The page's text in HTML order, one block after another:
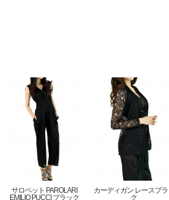
サロペット PAROLARI
EMILIO PUCCI ブラック
カーディガン レースブラ
ク